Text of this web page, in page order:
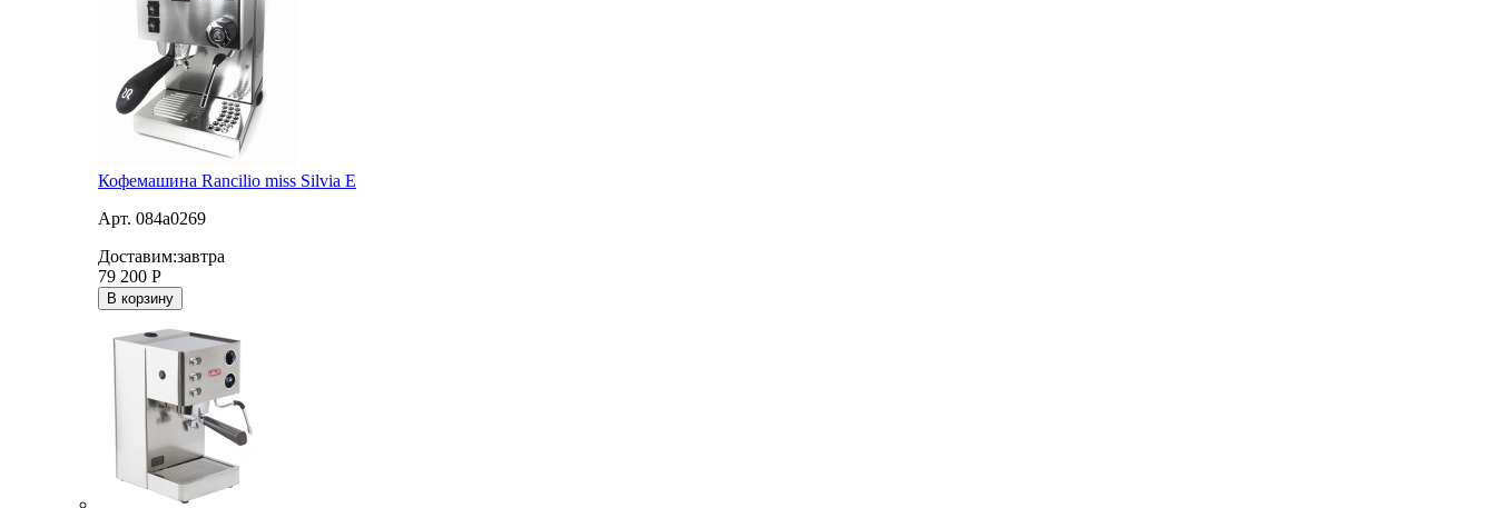
Кофемашина Rancilio miss Silvia E
Арт. 084a0269
Доставим:завтра
79 200 Р
В корзину